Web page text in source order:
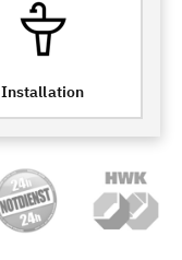
Installation